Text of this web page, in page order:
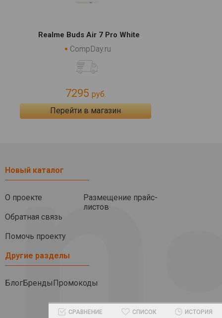
Realme Buds Air 7 Pro White
CompDay.ru
7295 руб.
Перейти в магазин
Новый каталог
О проекте
Обратная связь
Помочь проекту
Размещение прайс-
листов
Другие разделы
БлогБрендыПромокоды
СРАВНЕНИЕ СПИСОК ИСТОРИЯ